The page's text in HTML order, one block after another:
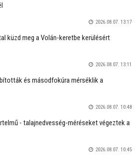
2026.08.07. 13:17
küzd meg a Volán-keretbe kerülésért
2026.08.07. 13:11
és másodfokúra mérséklik a
2026.08.07. 10:48
- talajnedvesség-méréseket végeztek a
2026.08.07. 10:45